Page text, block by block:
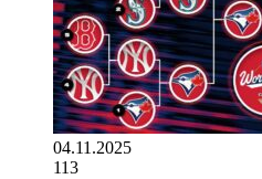
04.11.2025
113